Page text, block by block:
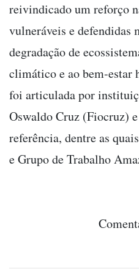
reivindicado um reforço
vulneráveis e defendidas
degradação de
climático e ao bem-estar
foi articulada por
Oswaldo Cruz (Fiocruz)
referência, dentre as
e Grupo de Trabalho